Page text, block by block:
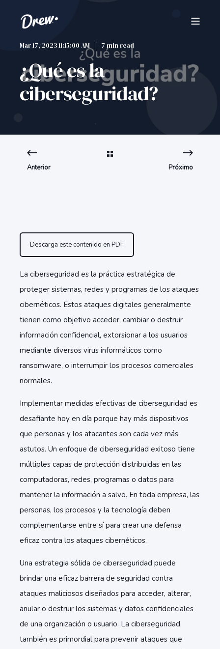
Mar 17, 2023 11:15:00 AM 7 min read
¿Qué es la
ciberseguridad?
Anterior Próximo
Descarga este contenido en PDF
La ciberseguridad es la práctica estratégica de
proteger sistemas, redes y programas de los ataques
cibernéticos. Estos ataques digitales generalmente
tienen como objetivo acceder, cambiar o destruir
información confidencial, extorsionar a los usuarios
mediante diversos virus informáticos como
ransomware, o interrumpir los procesos comerciales
normales.
Implementar medidas efectivas de ciberseguridad es
desafiante hoy en día porque hay más dispositivos
que personas y los atacantes son cada vez más
astutos. Un enfoque de ciberseguridad exitoso tiene
múltiples capas de protección distribuidas en las
computadoras, redes, programas o datos para
mantener la información a salvo. En toda empresa, las
personas, los procesos y la tecnología deben
complementarse entre sí para crear una defensa
eficaz contra los ataques cibernéticos.
Una estrategia sólida de ciberseguridad puede
brindar una eficaz barrera de seguridad contra
ataques maliciosos diseñados para acceder, alterar,
anular o destruir los sistemas y datos confidenciales
de una organización o usuario. La ciberseguridad
también es primordial para prevenir ataques que